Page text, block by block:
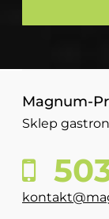
Magnum-
Sklep